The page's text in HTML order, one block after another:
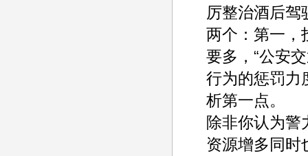
厉整治酒后
两个：第一，
要多，“公安
行为的惩罚力
析第一点。
除非你认为警
资源增多同时